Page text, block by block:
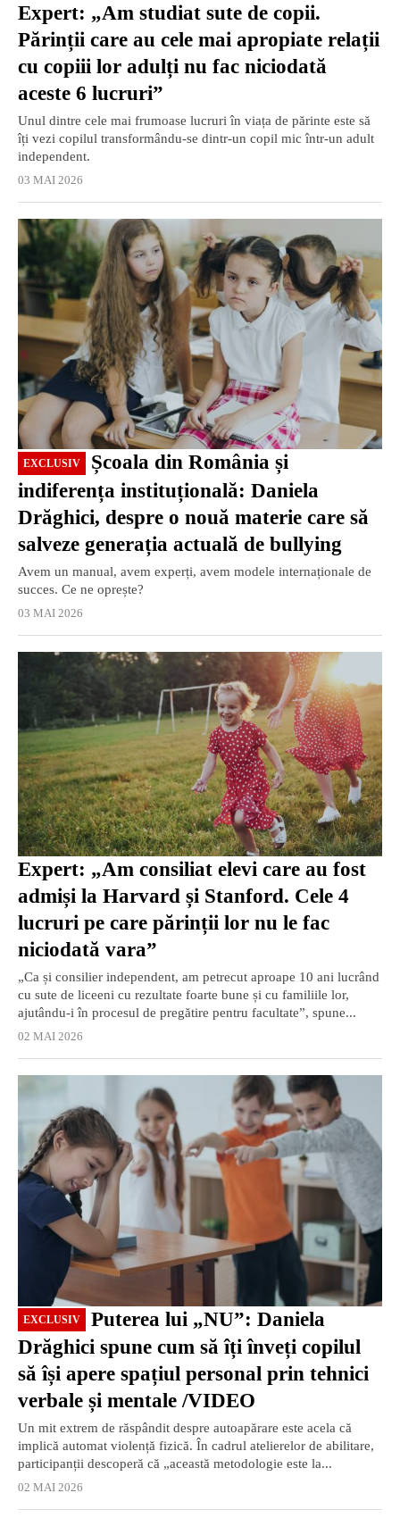
Expert: „Am studiat sute de copii.
Părinții care au cele mai apropiate relații
cu copiii lor adulți nu fac niciodată
aceste 6 lucruri”
Unul dintre cele mai frumoase lucruri în viața de părinte este să
îți vezi copilul transformându-se dintr-un copil mic într-un adult
independent.
03 MAI 2026
EXCLUSIV
EXCLUSIV
indiferența instituțională: Daniela
Drăghici, despre o nouă materie care să
salveze generația actuală de bullying
Avem un manual, avem experți, avem modele internaționale de
succes. Ce ne oprește?
03 MAI 2026
Expert: „Am consiliat elevi care au fost
admiși la Harvard și Stanford. Cele 4
lucruri pe care părinții lor nu le fac
niciodată vara”
„Ca și consilier independent, am petrecut aproape 10 ani lucrând
cu sute de liceeni cu rezultate foarte bune și cu familiile lor,
ajutându-i în procesul de pregătire pentru facultate”, spune...
02 MAI 2026
EXCLUSIV
Drăghici spune cum să îți înveți copilul
să își apere spațiul personal prin tehnici
verbale și mentale /VIDEO
Un mit extrem de răspândit despre autoapărare este acela că
implică automat violență fizică. În cadrul atelierelor de abilitare,
participanții descoperă că „această metodologie este la...
02 MAI 2026